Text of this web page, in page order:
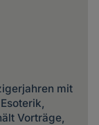
mit
Vorträge,